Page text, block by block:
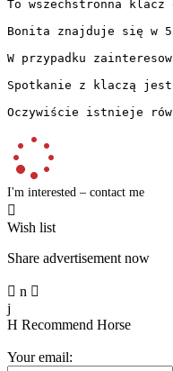
To wszechstronna
Bonita znajduje się w
W przypadku
Spotkanie z klaczą
Oczywiście istnieje
I'm interested – contact me

Wish list
Share advertisement now
 n 
j
H Recommend Horse
Your email: